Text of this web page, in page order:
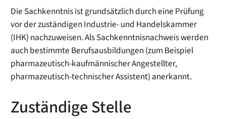
Die Sachkenntnis ist grundsätzlich durch eine Prüfung
vor der zuständigen Industrie- und Handelskammer
(IHK) nachzuweisen. Als Sachkenntnisnachweis werden
auch bestimmte Berufsausbildungen (zum Beispiel
pharmazeutisch-kaufmännischer Angestellter,
pharmazeutisch-technischer Assistent) anerkannt.
Zuständige Stelle